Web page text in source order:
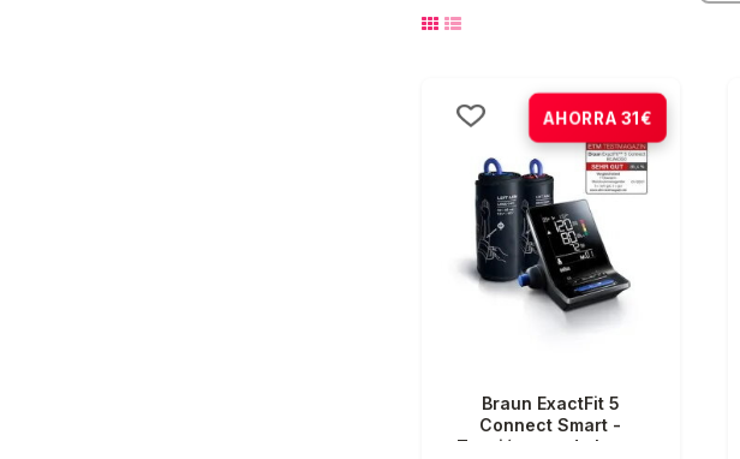
AHORRA 31€
-39%
Braun ExactFit 5
Connect Smart -
Tensiómetro de brazo